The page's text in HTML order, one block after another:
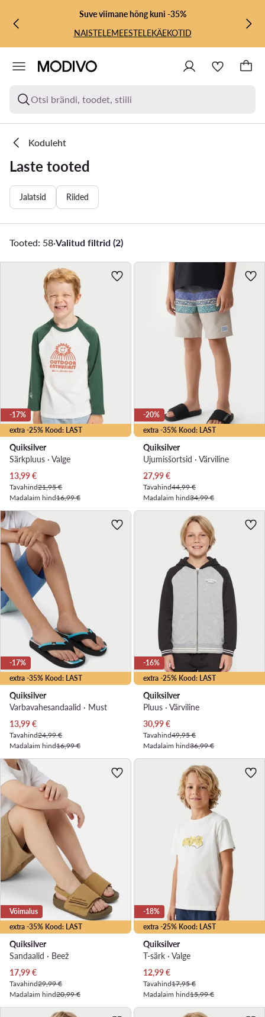
LIIGU PÕHISISU JUURDE
MINE OTSINGUSSESuve viimane hõng kuni -35%
NAISTELEMEESTELEKÄEKOTID
Otsi brändi, toodet, stiili
Koduleht
Laste tooted
Jalatsid Riided
Tooted: 58·Valitud filtrid (2)
extra -25% Kood: LAST
-17%
Quiksilver
Särkpluus · Valge
Praegune hind
13,99€
Tavahind21,95 €
Madalaim hind16,99 €
extra -35% Kood: LAST
-20%
Quiksilver
Ujumisšortsid · Värviline
Praegune hind
27,99€
Tavahind44,99 €
Madalaim hind34,99 €
extra -35% Kood: LAST
-17%
Quiksilver
Varbavahesandaalid · Must
Praegune hind
13,99€
Tavahind24,99 €
Madalaim hind16,99 €
extra -25% Kood: LAST
-16%
Quiksilver
Pluus · Värviline
Praegune hind
30,99€
Tavahind49,95 €
Madalaim hind36,99 €
extra -35% Kood: LAST
Võimalus
Quiksilver
Sandaalid · Beež
Praegune hind
17,99€
Tavahind29,99 €
Madalaim hind20,99 €
extra -25% Kood: LAST
-18%
Quiksilver
T-särk · Valge
Praegune hind
12,99€
Tavahind17,95 €
Madalaim hind15,99 €